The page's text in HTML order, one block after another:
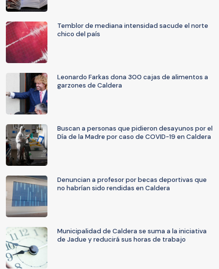
Temblor de mediana intensidad sacude el norte
chico del país
Leonardo Farkas dona 300 cajas de alimentos a
garzones de Caldera
Buscan a personas que pidieron desayunos por el
Día de la Madre por caso de COVID-19 en Caldera
Denuncian a profesor por becas deportivas que
no habrían sido rendidas en Caldera
Municipalidad de Caldera se suma a la iniciativa
de Jadue y reducirá sus horas de trabajo